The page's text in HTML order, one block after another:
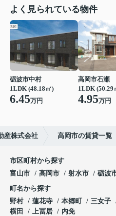
よく見られている物件
砺波市中村
1LDK (48.18㎡)
6.45万円
高岡市石瀬
1LDK (50.29
4.95万円
産株式会社 高岡市の賃貸一覧
市区町村から探す
富山市
高岡市 射水市 砺波
町名から探す
野村
蓮花寺 本郷町 三女子
横田
上冨居 内免